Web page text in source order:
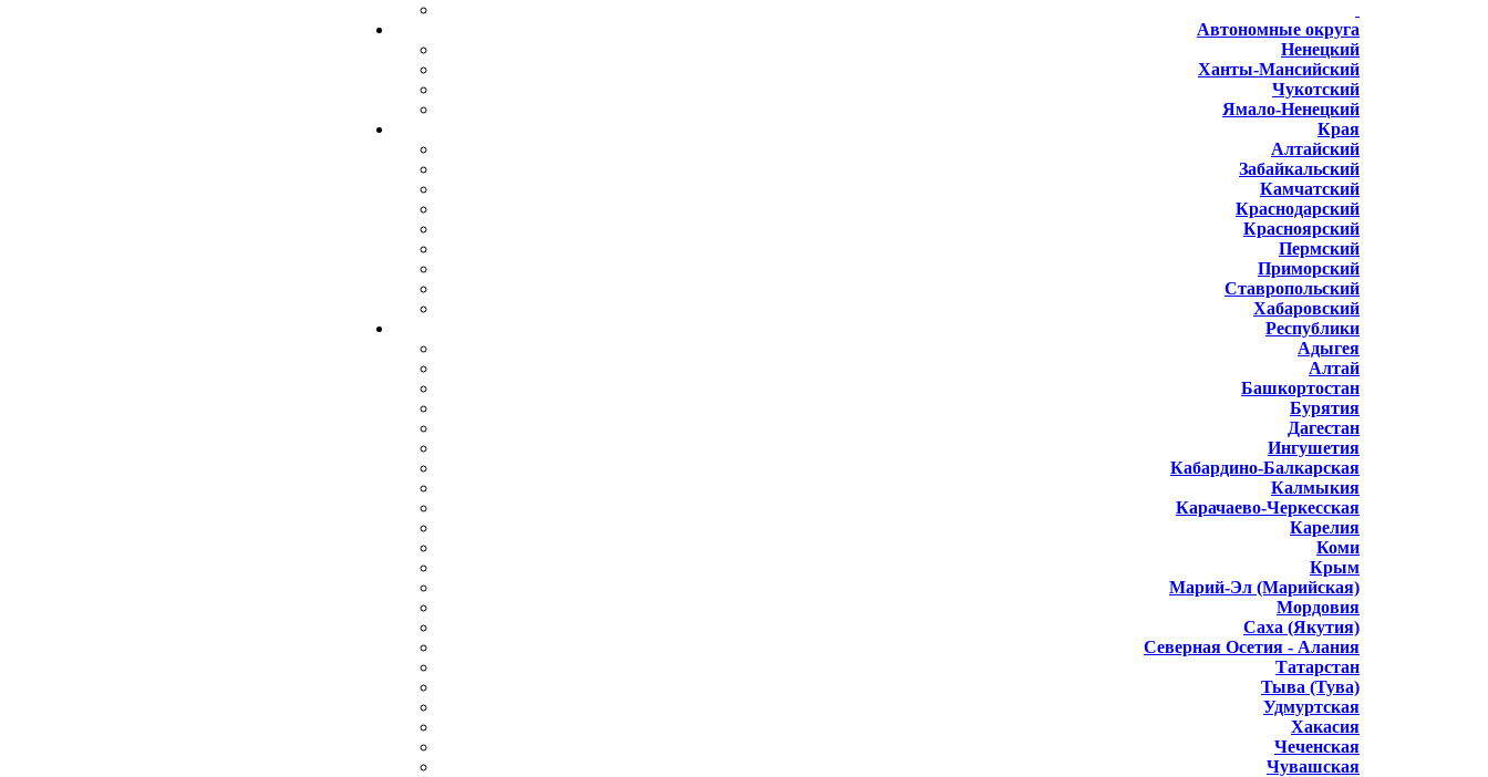
Автономные округа
Ненецкий
Ханты-Мансийский
Чукотский
Ямало-Ненецкий
Края
Алтайский
Забайкальский
Камчатский
Краснодарский
Красноярский
Пермский
Приморский
Ставропольский
Хабаровский
Республики
Адыгея
Алтай
Башкортостан
Бурятия
Дагестан
Ингушетия
Кабардино-Балкарская
Калмыкия
Карачаево-Черкесская
Карелия
Коми
Крым
Марий-Эл (Марийская)
Мордовия
Саха (Якутия)
Северная Осетия - Алания
Татарстан
Тыва (Тува)
Удмуртская
Хакасия
Чеченская
Чувашская